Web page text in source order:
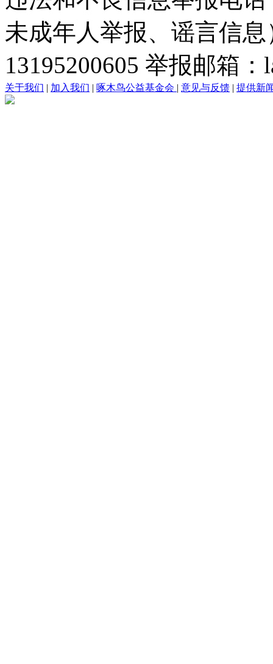
未成年人举报、谣言信
13195200605 举报邮箱
关于我们 | 加入我们 | 啄木鸟公益基金会 | 意见与反馈 | 提供新